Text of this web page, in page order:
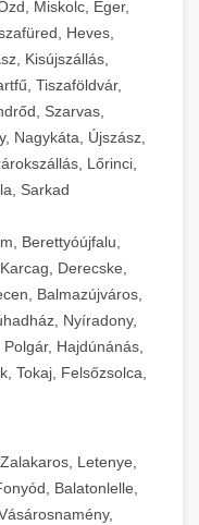
Miskolc, Eger,
Heves,
Kisújszállás,
Tiszaföldvár,
Szarvas,
Nagykáta, Újszász,
Lőrinci,
Sarkad
Berettyóújfalu,
Derecske,
Balmazújváros,
Nyíradony,
Hajdúnánás,
Tokaj, Felsőzsolca,
Letenye,
Balatonlelle,